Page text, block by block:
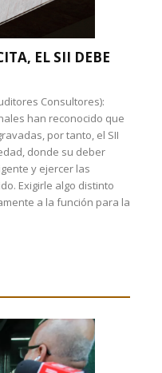
EL SII DEBE
Consultores):
han reconocido que
por tanto, el SII
donde su deber
y ejercer las
Exigirle algo distinto
a la función para la